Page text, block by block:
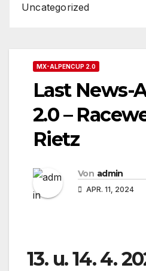
Uncategorized
MX-ALPENCUP 2.0
Last News-
2.0 –
Rietz
Von admin
APR. 11, 2024
13. u. 14. 4.